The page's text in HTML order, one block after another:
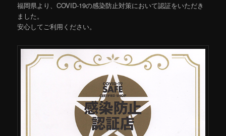
福岡県より、COVID-19の感染防止対策において認証をいただき
ました。
安心してご利用ください。